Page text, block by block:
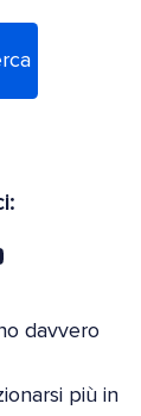
davvero
più in